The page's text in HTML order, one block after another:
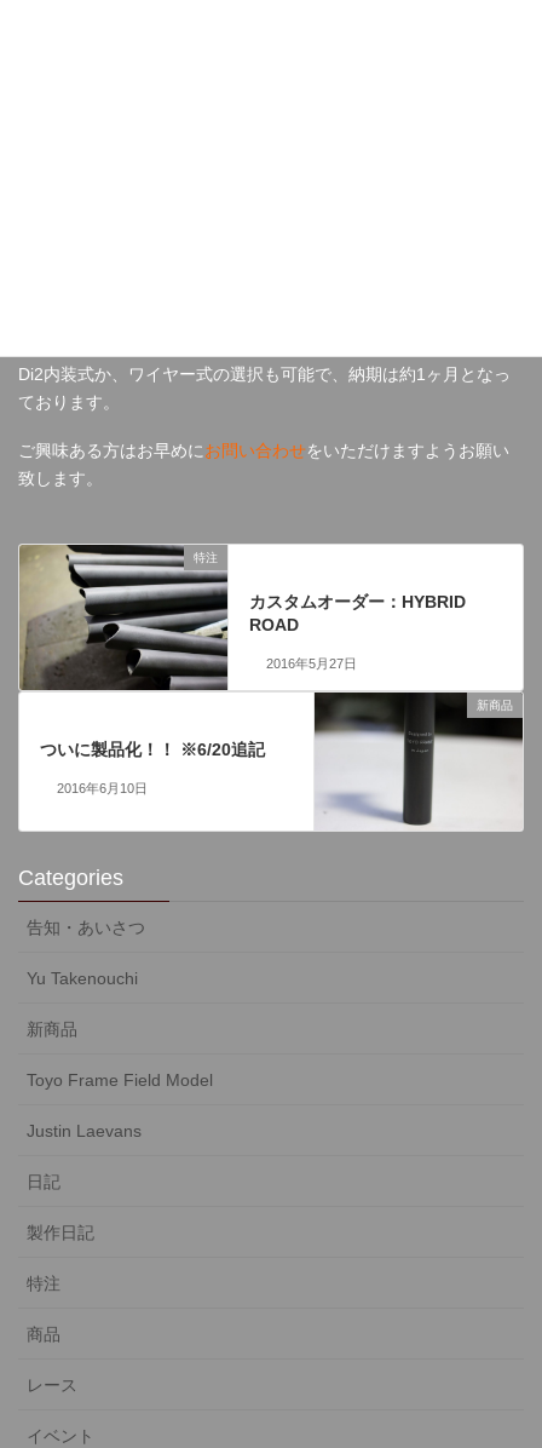
Di2内装式か、ワイヤー式の選択も可能で、納期は約1ヶ月となっ
ております。
ご興味ある方はお早めにお問い合わせをいただけますようお願い
致します。
特注
カスタムオーダー：HYBRID
ROAD
2016年5月27日
新商品
ついに製品化！！ ※6/20追記
2016年6月10日
Categories
告知・あいさつ
Yu Takenouchi
新商品
Toyo Frame Field Model
Justin Laevans
日記
製作日記
特注
商品
レース
イベント